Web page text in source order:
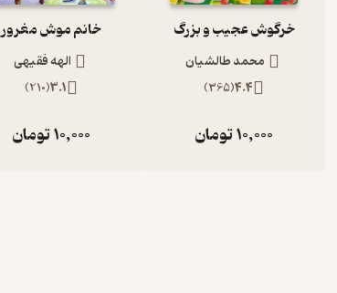
خرگوش عجیب و بزرگ
محمد طالشیان
4.4
(
365
)
10,000تومان
خانم موش مغرور
الهه فقیهی
3.1
(
210
)
10,000تومان